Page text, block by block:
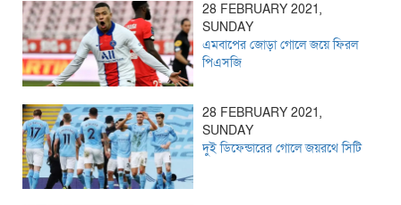
28 FEBRUARY 2021,
SUNDAY
এমবাপের জোড়া গোলে জয়ে ফিরল
পিএসজি
28 FEBRUARY 2021,
SUNDAY
দুই ডিফেন্ডারের গোলে জয়রথে সিটি